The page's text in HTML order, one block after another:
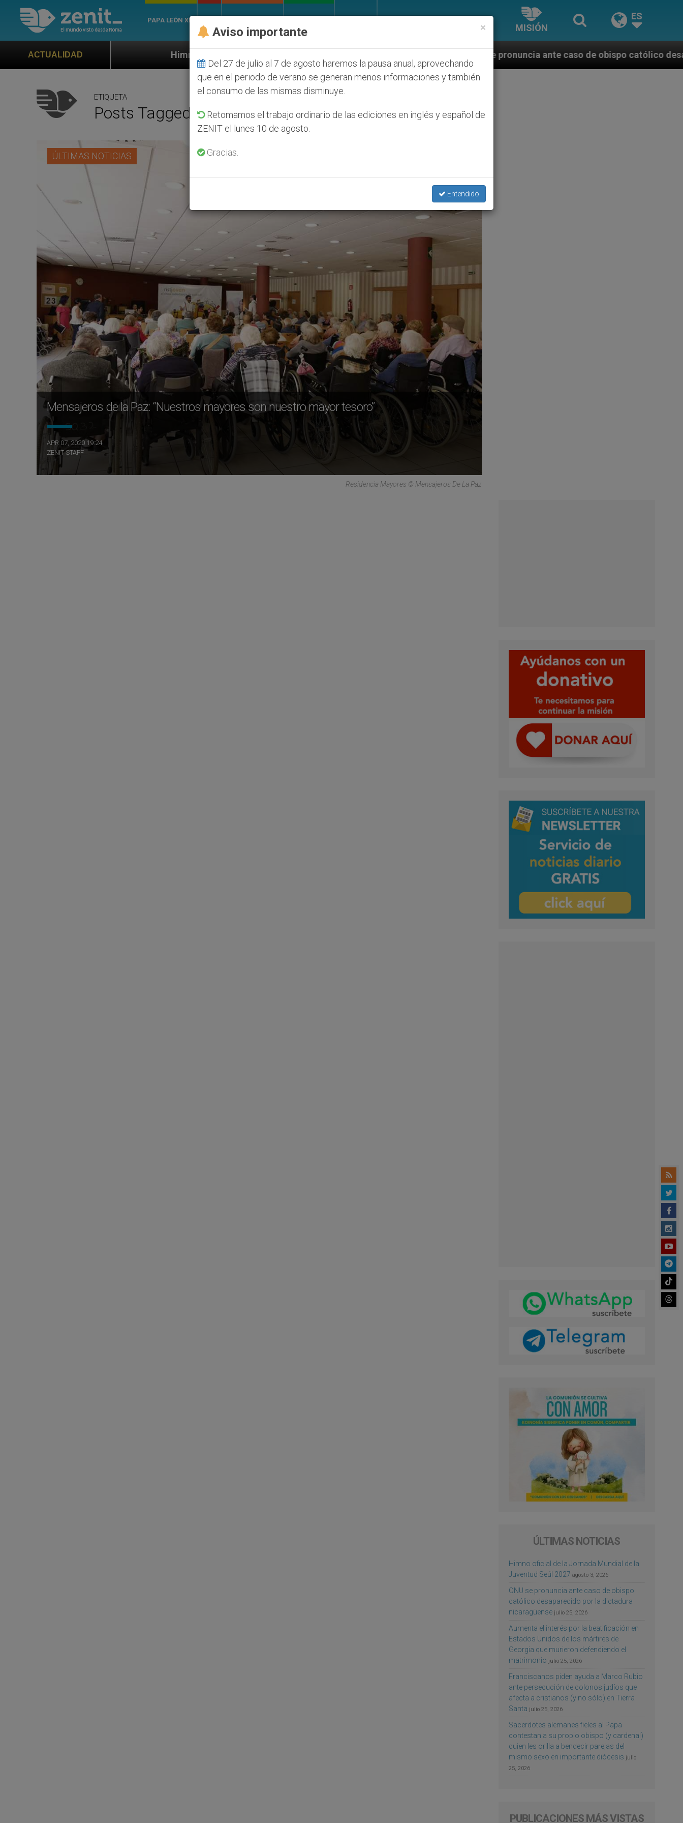
PAPA LEÓN XIV
MISIÓN
ES
ACTUALIDADHimno oficial de la Jornada Mundial de la Juventud Seúl 2027 ONU se pronuncia ante caso de obispo católico desaparecido por la
ETIQUETA
Posts Tagged ‘Enrique Cerezo’
ÚLTIMAS NOTICIAS
Mensajeros de la Paz: “Nuestros mayores son nuestro mayor tesoro”
APR 07, 2020 19:24
ZENIT STAFF
Residencia Mayores © Mensajeros De La Paz
ÚLTIMAS NOTICIAS
Himno oficial de la Jornada Mundial de la
Juventud Seúl 2027 agosto 3, 2026
ONU se pronuncia ante caso de obispo
católico desaparecido por la dictadura
nicaragüense julio 25, 2026
Aumenta el interés por la beatificación en
Estados Unidos de los mártires de
Georgia que murieron defendiendo el
matrimonio julio 25, 2026
Franciscanos piden ayuda a Marco Rubio
ante persecución de colonos judíos que
afecta a cristianos (y no sólo) en Tierra
Santa julio 25, 2026
Sacerdotes alemanes fieles al Papa
contestan a su propio obispo (y cardenal)
quien les orilla a bendecir parejas del
mismo sexo en importante diócesis julio
25, 2026
PUBLICACIONES MÁS VISTAS
×
Aviso importante
Del 27 de julio al 7 de agosto haremos la pausa anual, aprovechando
que en el periodo de verano se generan menos informaciones y también
el consumo de las mismas disminuye.
Retomamos el trabajo ordinario de las ediciones en inglés y español de
ZENIT el lunes 10 de agosto.
Gracias.
Entendido